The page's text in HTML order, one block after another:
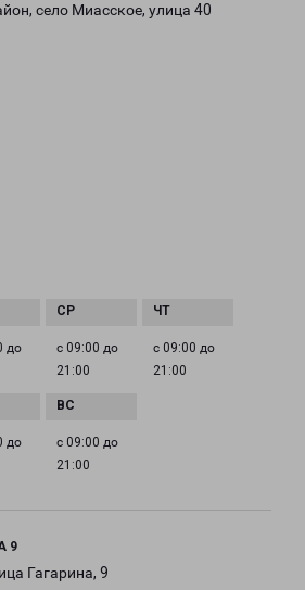
село Миасское, улица 40
до
с 09:00 до
21:00
с 09:00 до
21:00
до
с 09:00 до
21:00
9
Гагарина, 9